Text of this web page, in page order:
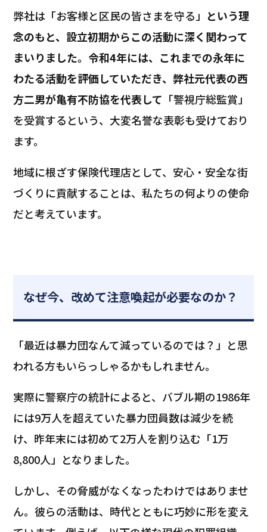
弊社は「お客様と区民の皆さまを守る」 という理
念のもと、設立初期からこの活動に深く関わって
まいりました。令和4年には、これまでの永年に
わたる活動を評価していただき、弊社元代表の西
方二男が亀有不防協を代表して 「警視庁総監賞」
を受賞するという、大変名誉な表彰も受けており
ます。
地域に根ざす保険代理店として、安心・安全な街
づくりに貢献することは、私たちの何よりの使命
だと考えています。
なぜ今、改めて注意喚起が必要なのか？
「最近は暴力団なんて減っているのでは？」と思
われる方もいらっしゃるかもしれません。
実際に警察庁の統計によると、バブル期の1986年
には9万人を超えていた暴力団員数は減少を続
け、昨年末には初めて2万人を割り込む「1万
8,800人」となりました。
しかし、その脅威がなくなったわけではありませ
ん。彼らの活動は、時代とともに巧妙に形を変え